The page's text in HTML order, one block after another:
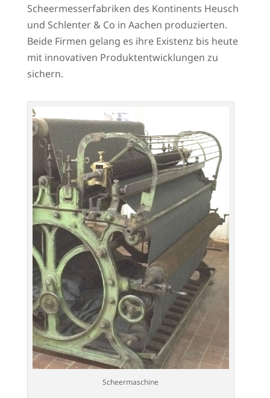
Scheermesserfabriken des Kontinents Heusch
und Schlenter & Co in Aachen produzierten.
Beide Firmen gelang es ihre Existenz bis heute
mit innovativen Produktentwicklungen zu
sichern.
Scheermaschine